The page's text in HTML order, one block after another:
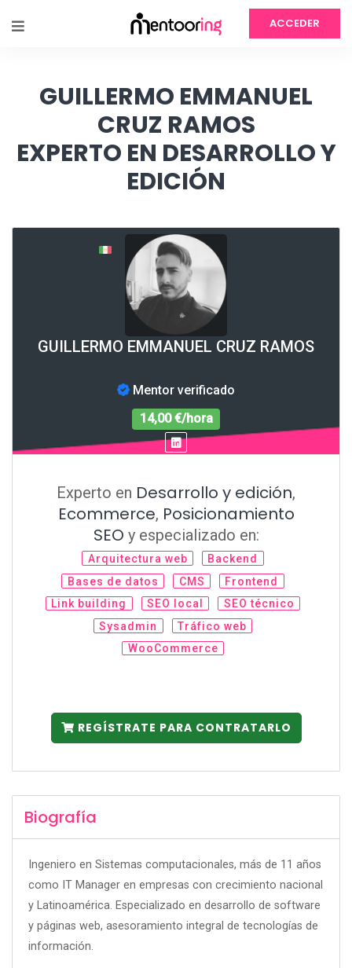
ACCEDER
GUILLERMO EMMANUEL
CRUZ RAMOS
EXPERTO EN DESARROLLO Y
EDICIÓN
GUILLERMO EMMANUEL CRUZ RAMOS
Mentor verificado
14,00 €/hora
Experto en Desarrollo y edición,
Ecommerce, Posicionamiento
SEO y especializado en:
Arquitectura web
Backend
Bases de datos
CMS
Frontend
Link building
SEO local
SEO técnico
Sysadmin
Tráfico web
WooCommerce
REGÍSTRATE PARA CONTRATARLO
Biografía
Ingeniero en Sistemas computacionales, más de 11 años
como IT Manager en empresas con crecimiento nacional
y Latinoamérica. Especializado en desarrollo de software
y páginas web, asesoramiento integral de tecnologías de
información.